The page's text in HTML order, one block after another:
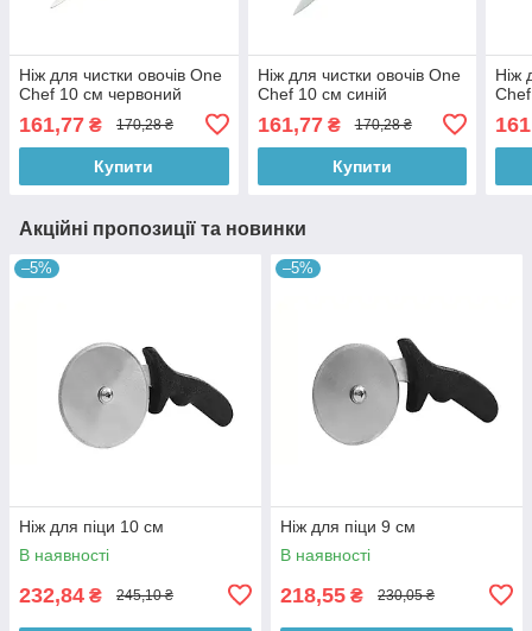
Ніж для чистки овочів One
Chef 10 см червоний
161,77 ₴ 170,28 ₴
Купити
Ніж для чистки овочів One
Chef 10 см синій
161,77₴ 170,28 ₴
Купити
Ніж
Акційні пропозиції та новинки
–5%
Ніж для піци 10 см
В наявності
232,84 ₴ 245,10 ₴
–5%
Ніж для піци 9 см
В наявності
218,55 ₴ 230,05 ₴